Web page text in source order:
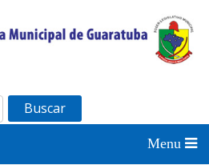
Buscar